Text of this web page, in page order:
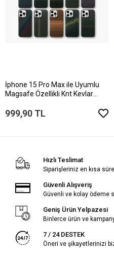
İphone 15 Pro Max ile Uyumlu
Magsafe Özellikli Knt Kevlar
999,90 TL
Hızlı Teslimat
Siparişleriniz en kısa
Güvenli Alışveriş
Güvenli ve kolay ödeme
Geniş Ürün Yelpazesi
Binlerce ürün ve
7 / 24 DESTEK
Öneri ve şikayetlerinizi